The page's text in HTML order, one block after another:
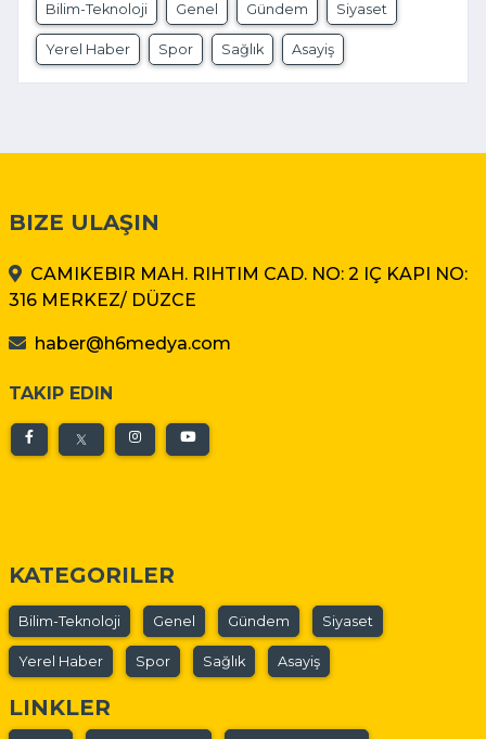
Bilim-Teknoloji Genel Gündem Siyaset
Yerel Haber Spor Sağlık Asayiş
BIZE ULAŞIN
CAMIKEBIR MAH. RIHTIM CAD. NO: 2 IÇ KAPI NO:
316 MERKEZ/ DÜZCE
haber@h6medya.com
TAKIP EDIN
KATEGORILER
Bilim-Teknoloji Genel Gündem Siyaset
Yerel Haber Spor Sağlık Asayiş
LINKLER